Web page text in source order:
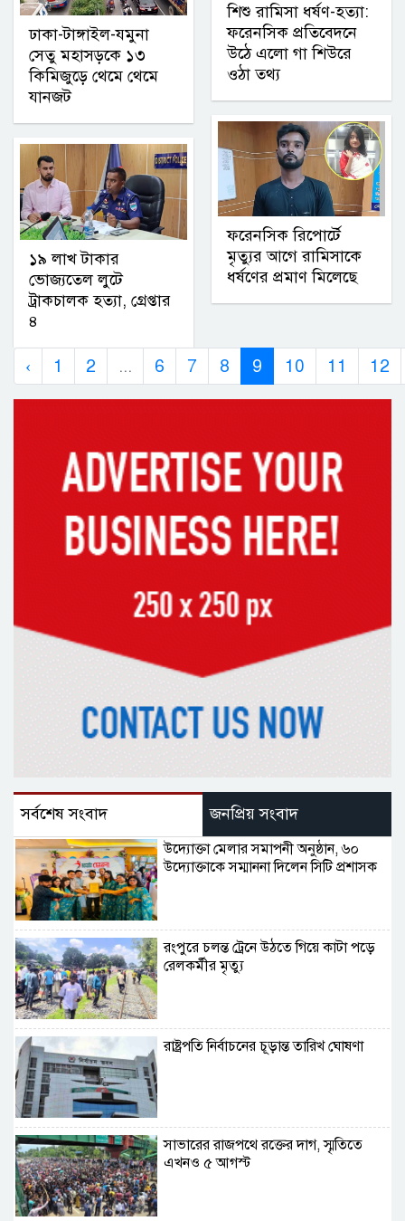
ঢাকা-টাঙ্গাইল-যমুনা
সেতু মহাসড়কে ১৩
কিমিজুড়ে থেমে থেমে
যানজট
১৯ লাখ টাকার
ভোজ্যতেল লুটে
ট্রাকচালক হত্যা, গ্রেপ্তার
৪
শিশু রামিসা ধর্ষণ-হত্যা:
ফরেনসিক প্রতিবেদনে
উঠে এলো গা শিউরে
ওঠা তথ্য
ফরেনসিক রিপোর্টে
মৃত্যুর আগে রামিসাকে
ধর্ষণের প্রমাণ মিলেছে
‹ 1 2 ... 6 7 8 9 10 11 12
সর্বশেষ সংবাদ জনপ্রিয় সংবাদ
উদ্যোক্তা মেলার সমাপনী অনুষ্ঠান, ৬০
উদ্যোক্তাকে সম্মাননা দিলেন সিটি প্রশাসক
রংপুরে চলন্ত ট্রেনে উঠতে গিয়ে কাটা পড়ে
রেলকর্মীর মৃত্যু
রাষ্ট্রপতি নির্বাচনের চূড়ান্ত তারিখ ঘোষণা
সাভারের রাজপথে রক্তের দাগ, স্মৃতিতে
এখনও ৫ আগস্ট